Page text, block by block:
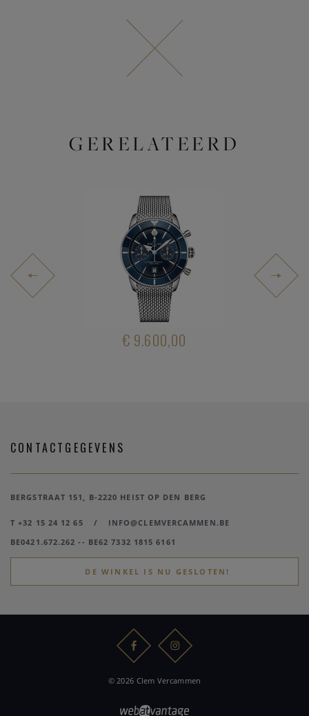
GERELATEERD
€ 9.600,00
CONTACTGEGEVENS
BERGSTRAAT 151, B-2220 HEIST OP DEN BERG
T +32 15 24 12 65 /
INFO@CLEMVERCAMMEN.BE
BE0421.672.262 -- BE62 7332 1815 6161
DE WINKEL IS NU GESLOTEN!
© 2026 Clem Vercammen